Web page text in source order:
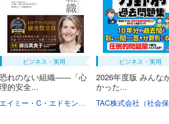
ビジネス・実用
恐れのない組織――「心
理的安全...
野津智子 村瀬俊
ビジネス・実用
2026年度版 みんな
かった...